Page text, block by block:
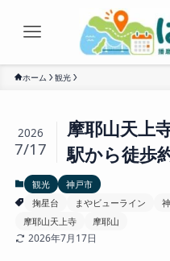
ホーム 観光
摩耶山天上
駅から徒歩
2026
7/17
観光
神戸市
掬星台
まやビューライン
摩耶山天上寺
摩耶山
2026年7月17日